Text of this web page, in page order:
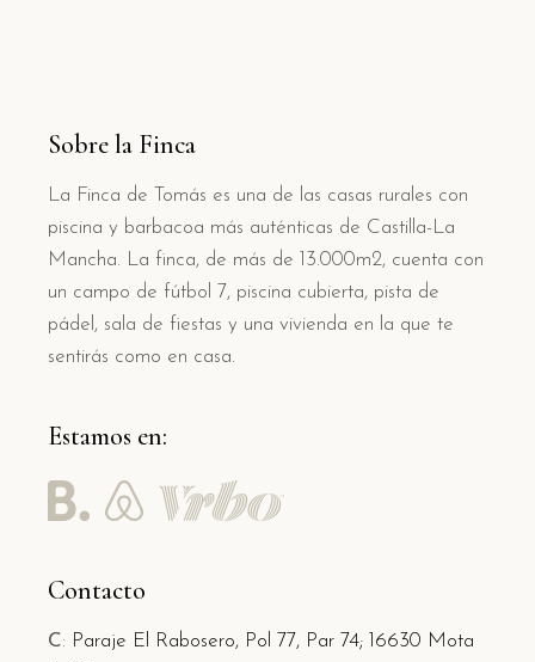
Sobre la Finca
La Finca de Tomás es una de las casas rurales con
piscina y barbacoa más auténticas de Castilla-La
Mancha. La finca, de más de 13.000m2, cuenta con
un campo de fútbol 7, piscina cubierta, pista de
pádel, sala de fiestas y una vivienda en la que te
sentirás como en casa.
Estamos en:
Contacto
C: Paraje El Rabosero, Pol 77, Par 74;
16630 Mota